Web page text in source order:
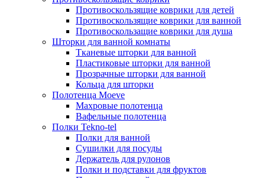
Противоскользящие коврики для детей
Противоскользящие коврики для ванной
Противоскользащие коврики для душа
Шторки для ванной комнаты
Тканевые шторки для ванной
Пластиковые шторки для ванной
Прозрачные шторки для ванной
Кольца для шторки
Полотенца Moeve
Махровые полотенца
Вафельные полотенца
Полки Tekno-tel
Полки для ванной
Сушилки для посуды
Держатель для рулонов
Полки и подставки для фруктов